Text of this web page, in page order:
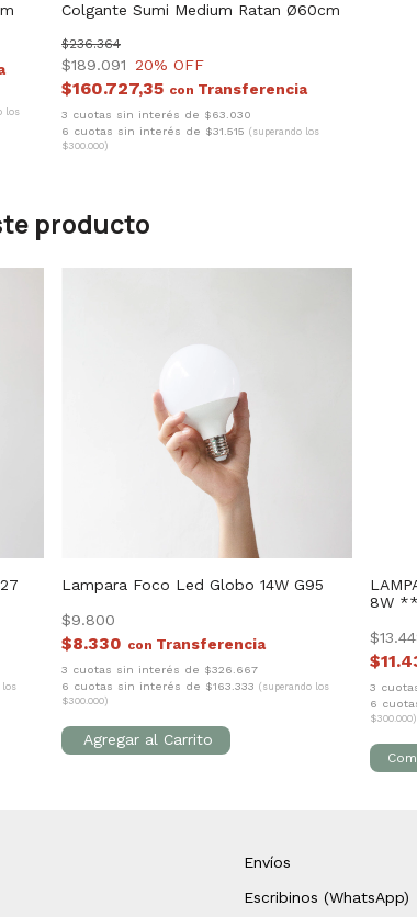
los
Colgante Sumi Medium Ratan Ø60cm
$189.091
$236.364
20% OFF
$160.727,35 con
3 cuotas sin interés de $63.030
6 cuotas sin interés de $31.515 (superando los
$300.000)
producto
los
Lampara Foco Led Globo 14W G95
$9.800
$8.330 con
3 cuotas sin interés de $326.667
6 cuotas sin interés de $163.333 (superando los
$300.000)
8W
3
6
$300.000)
Envíos
Escribinos (WhatsApp)